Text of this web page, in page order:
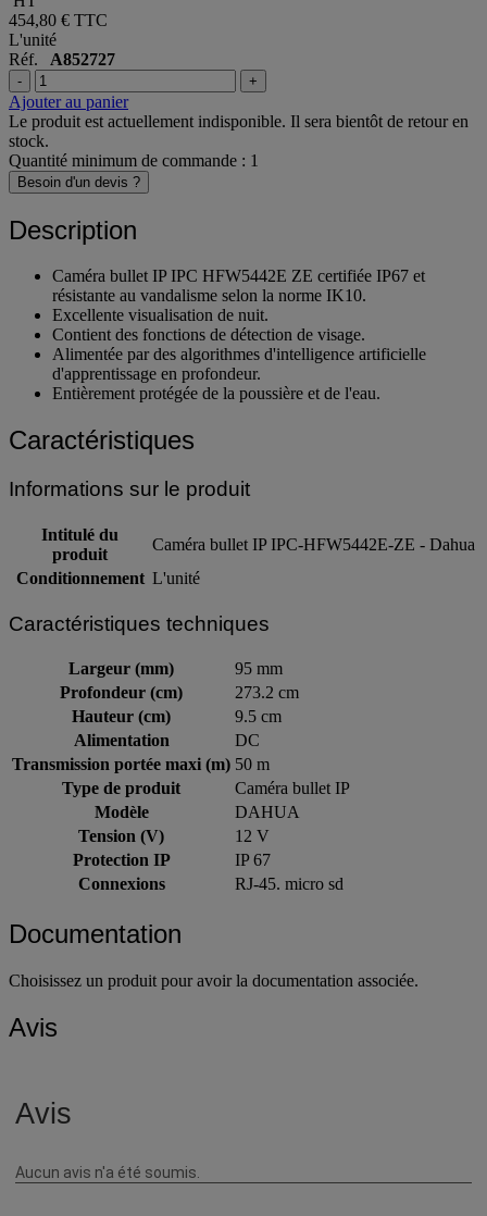
HT
454,80 €
L'unité
Réf.A852727
- +
Ajouter au panier
Le produit est actuellement indisponible. Il sera bientôt de retour en
stock.
Quantité minimum de commande : 1
Besoin d'un devis ?
Description
Caméra bullet IP IPC HFW5442E ZE certifiée IP67 et
résistante au vandalisme selon la norme IK10.
Excellente visualisation de nuit.
Contient des fonctions de détection de visage.
Alimentée par des algorithmes d'intelligence artificielle
d'apprentissage en profondeur.
Caractéristiques
Informations sur le produit
Intitulé du
produit
Caractéristiques techniques
Largeur (mm)
95 mm
Profondeur (cm)
273.2 cm
Hauteur (cm)
9.5 cm
Alimentation
DC
Transmission portée maxi (m)
50 m
Type de produit
Caméra bullet IP
Modèle
DAHUA
Tension (V)
12 V
Protection IP
IP 67
Documentation
Avis